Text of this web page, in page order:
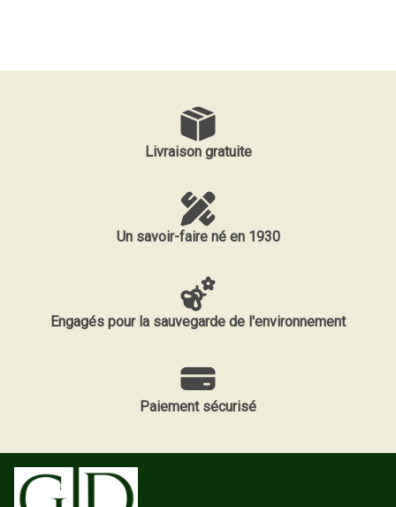
Livraison gratuite
Un savoir-faire né en 1930
Engagés pour la sauvegarde de l'environnement
Paiement sécurisé